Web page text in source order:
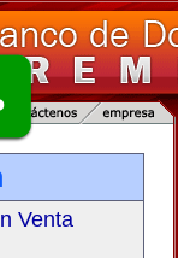
Venta